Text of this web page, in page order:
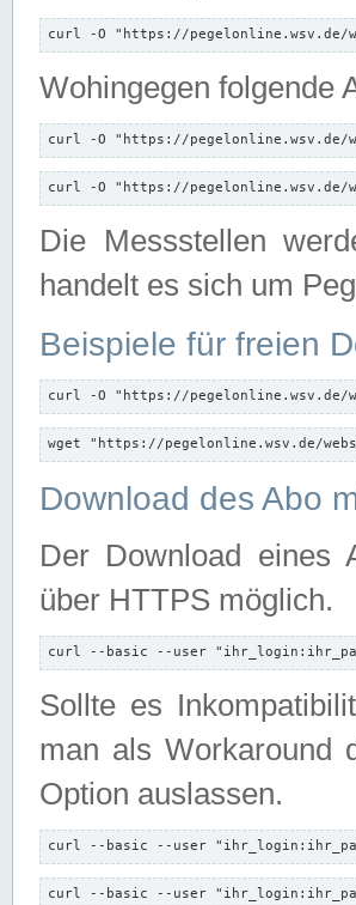
curl -O "https://pegelonline.wsv.de/
Wohingegen folgende
curl -O "https://pegelonline.wsv.de/
curl -O "https://pegelonline.wsv.de/
Die Messstellen
handelt es sich um
Beispiele für freien
curl -O "https://pegelonline.wsv.de/
wget "https://pegelonline.wsv.de/
Download des Abo
Der Download eines
über HTTPS möglich.
curl --basic --user
Sollte es
man als Workaround
Option auslassen.
curl --basic --user
curl --basic --user